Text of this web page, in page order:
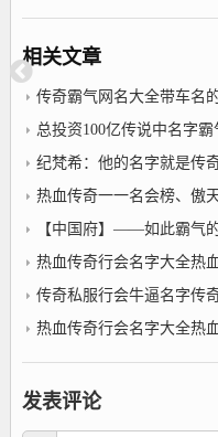
相关文章
传奇霸气网名大全带车名
总投资100亿传说中名字霸气的
纪梵希：他的名字就是传
热血传奇一一名会榜、傲
【中国府】——如此霸气
热血传奇行会名字大全热血传奇行会玩
传奇私服行会牛逼名字传奇世界最狂玩
热血传奇行会名字大全热
发表评论